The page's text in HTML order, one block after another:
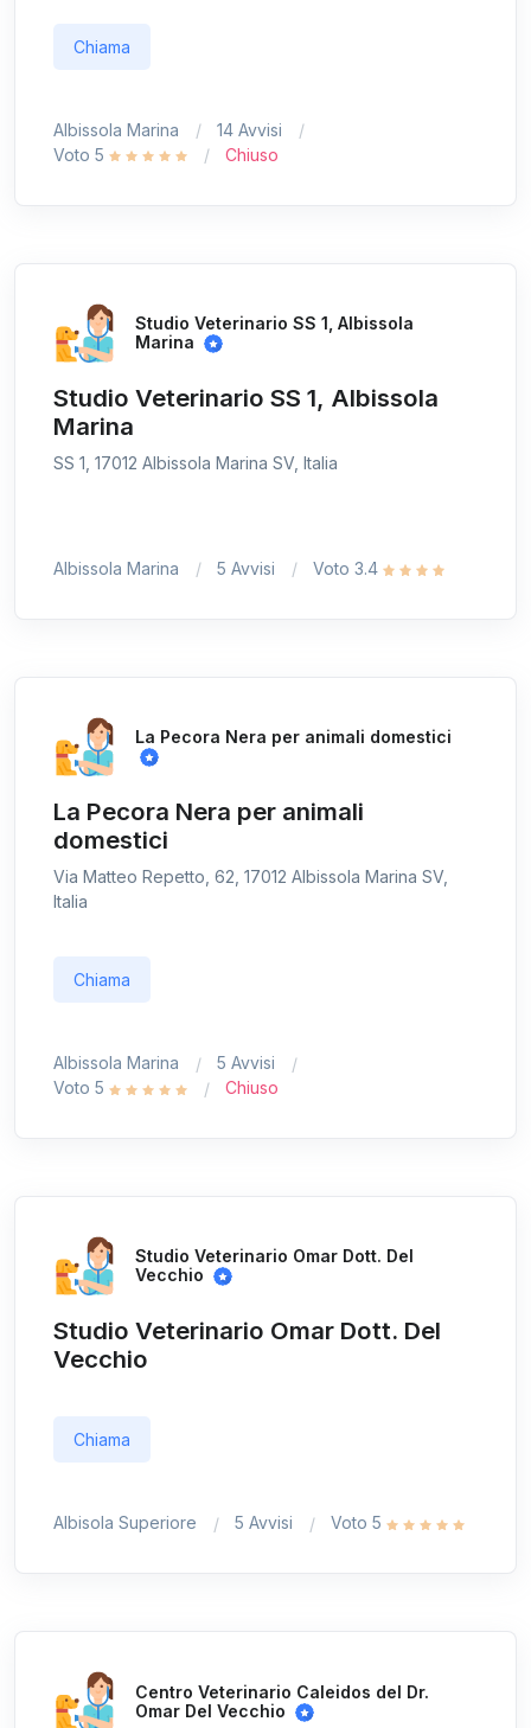
Chiama
Albissola Marina
14 Avvisi
Voto 5
Chiuso
Studio Veterinario SS 1, Albissola
Marina
Studio Veterinario SS 1, Albissola
Marina
SS 1, 17012 Albissola Marina SV, Italia
Albissola Marina 5 Avvisi Voto 3.4
La Pecora Nera per animali domestici
La Pecora Nera per animali
domestici
Via Matteo Repetto, 62, 17012 Albissola Marina SV,
Italia
Chiama
Albissola Marina
5 Avvisi
Voto 5
Chiuso
Studio Veterinario Omar Dott. Del
Vecchio
Studio Veterinario Omar Dott. Del
Vecchio
Chiama
Albisola Superiore 5 Avvisi Voto 5
Centro Veterinario Caleidos del Dr.
Omar Del Vecchio